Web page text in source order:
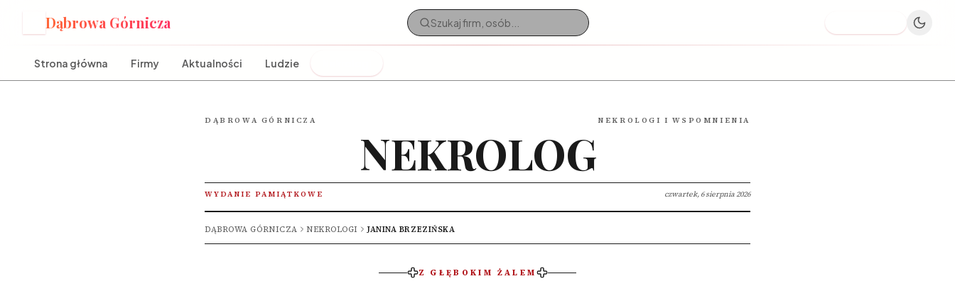
Dąbrowa Górnicza
Strona główna Firmy Aktualności Ludzie
DĄBROWA GÓRNICZA NEKROLOGI I WSPOMNIENIA
NEKROLOG
WYDANIE PAMIĄTKOWE czwartek, 6 sierpnia 2026
DĄBROWA GÓRNICZA NEKROLOGI JANINA BRZEZIŃSKA
Z GŁĘBOKIM ŻALEM